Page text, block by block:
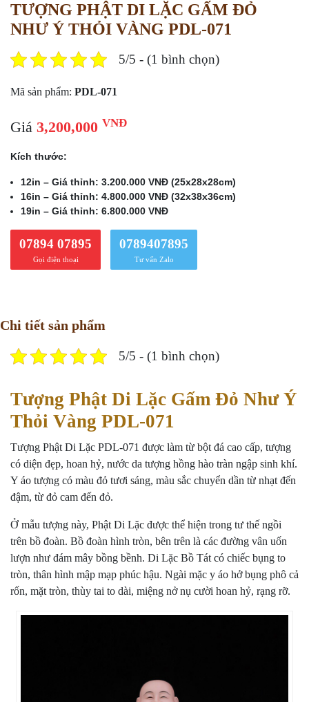
TƯỢNG PHẬT DI LẶC GẤM ĐỎ
NHƯ Ý THỎI VÀNG PDL-071
5/5 - (1 bình chọn)
Mã sản phẩm: PDL-071
Giá 3,200,000 VNĐ
Kích thước:
12in – Giá thỉnh: 3.200.000 VNĐ (25x28x28cm)
16in – Giá thỉnh: 4.800.000 VNĐ (32x38x36cm)
19in – Giá thỉnh: 6.800.000 VNĐ
07894 07895
Gọi điện thoại
0789407895
Tư vấn Zalo
Chi tiết sản phẩm
5/5 - (1 bình chọn)
Tượng Phật Di Lặc Gấm Đỏ Như Ý
Thỏi Vàng PDL-071
Tượng Phật Di Lặc PDL-071 được làm từ bột đá cao cấp, tượng
có diện đẹp, hoan hỷ, nước da tượng hồng hào tràn ngập sinh khí.
Y áo tượng có màu đỏ tươi sáng, màu sắc chuyển dần từ nhạt đến
đậm, từ đỏ cam đến đỏ.
Ở mẫu tượng này, Phật Di Lặc được thể hiện trong tư thế ngồi
trên bồ đoàn. Bồ đoàn hình tròn, bên trên là các đường vân uốn
lượn như đám mây bồng bềnh. Di Lặc Bồ Tát có chiếc bụng to
tròn, thân hình mập mạp phúc hậu. Ngài mặc y áo hở bụng phô cả
rốn, mặt tròn, thùy tai to dài, miệng nở nụ cười hoan hỷ, rạng rỡ.